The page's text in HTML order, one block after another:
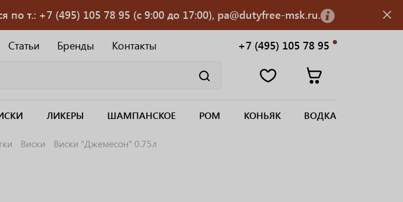
по т.: +7 (495) 105 78 95 (с 9:00 до 17:00), pa@dutyfree-msk.ru.
Статьи Бренды Контакты +7 (495) 105 78 95
ЛИКЕРЫ ШАМПАНСКОЕ РОМ КОНЬЯК ВОДКА
Виски Виски "Джемесон" 0.75л